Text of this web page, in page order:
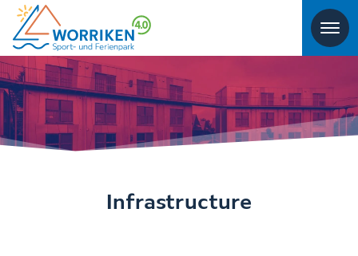
Infrastructure